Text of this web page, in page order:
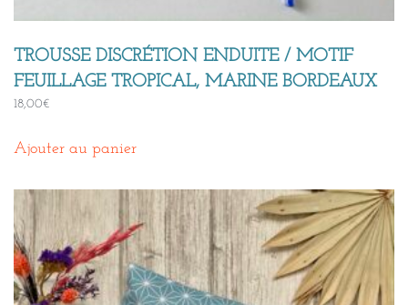
TROUSSE DISCRÉTION ENDUITE / MOTIF
FEUILLAGE TROPICAL, MARINE BORDEAUX
18,00€
Ajouter au panier